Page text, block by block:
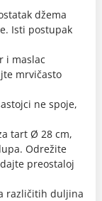
džema
Isti postupak
i maslac
mrvičasto
ne spoje,
tart Ø 28 cm,
Odrežite
preostaloj
različitih duljina